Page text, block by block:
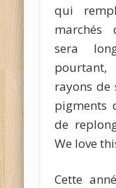
qui
marchés
sera
rayons de
pigments
de
We love
Cette